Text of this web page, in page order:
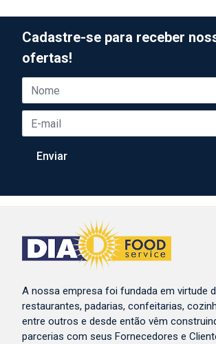
Cadastre-se para receber
ofertas!
A nossa empresa foi fundada em virtude
restaurantes, padarias, confeitarias,
entre outros e desde então vêm
parcerias com seus Fornecedores e